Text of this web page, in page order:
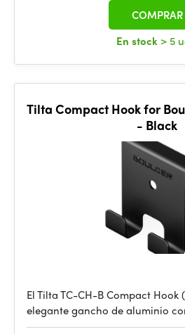
En stock > 5
COMPRAR
Tilta Compact Hook for
- Black
El Tilta TC-CH-B Compact Hook
elegante gancho de aluminio